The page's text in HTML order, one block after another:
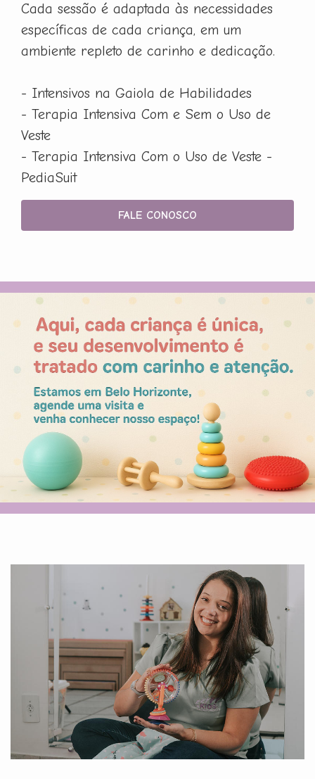
Cada sessão é adaptada às necessidades
específicas de cada criança, em um
ambiente repleto de carinho e dedicação.
- Intensivos na Gaiola de Habilidades
- Terapia Intensiva Com e Sem o Uso de
Veste
- Terapia Intensiva Com o Uso de Veste -
PediaSuit
FALE CONOSCO